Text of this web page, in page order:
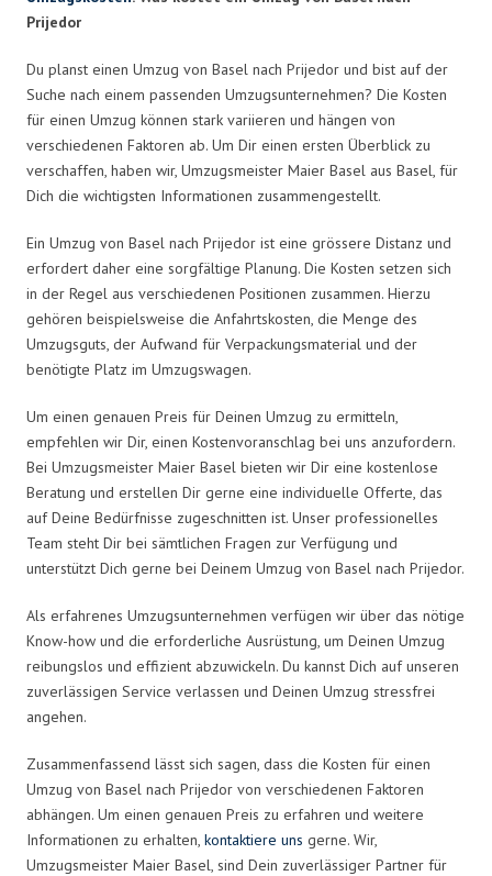
Prijedor
Du planst einen Umzug von Basel nach Prijedor und bist auf der
Suche nach einem passenden Umzugsunternehmen? Die Kosten
für einen Umzug können stark variieren und hängen von
verschiedenen Faktoren ab. Um Dir einen ersten Überblick zu
verschaffen, haben wir, Umzugsmeister Maier Basel aus Basel, für
Dich die wichtigsten Informationen zusammengestellt.
Ein Umzug von Basel nach Prijedor ist eine grössere Distanz und
erfordert daher eine sorgfältige Planung. Die Kosten setzen sich
in der Regel aus verschiedenen Positionen zusammen. Hierzu
gehören beispielsweise die Anfahrtskosten, die Menge des
Umzugsguts, der Aufwand für Verpackungsmaterial und der
benötigte Platz im Umzugswagen.
Um einen genauen Preis für Deinen Umzug zu ermitteln,
empfehlen wir Dir, einen Kostenvoranschlag bei uns anzufordern.
Bei Umzugsmeister Maier Basel bieten wir Dir eine kostenlose
Beratung und erstellen Dir gerne eine individuelle Offerte, das
auf Deine Bedürfnisse zugeschnitten ist. Unser professionelles
Team steht Dir bei sämtlichen Fragen zur Verfügung und
unterstützt Dich gerne bei Deinem Umzug von Basel nach Prijedor.
Als erfahrenes Umzugsunternehmen verfügen wir über das nötige
Know-how und die erforderliche Ausrüstung, um Deinen Umzug
reibungslos und effizient abzuwickeln. Du kannst Dich auf unseren
zuverlässigen Service verlassen und Deinen Umzug stressfrei
angehen.
Zusammenfassend lässt sich sagen, dass die Kosten für einen
Umzug von Basel nach Prijedor von verschiedenen Faktoren
abhängen. Um einen genauen Preis zu erfahren und weitere
Informationen zu erhalten, kontaktiere uns gerne. Wir,
Umzugsmeister Maier Basel, sind Dein zuverlässiger Partner für